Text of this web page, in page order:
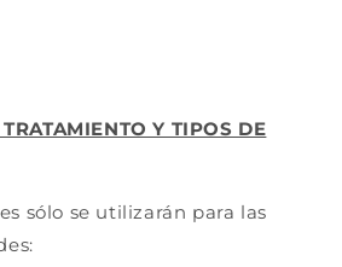
Y TIPOS DE
sólo se utilizarán para las